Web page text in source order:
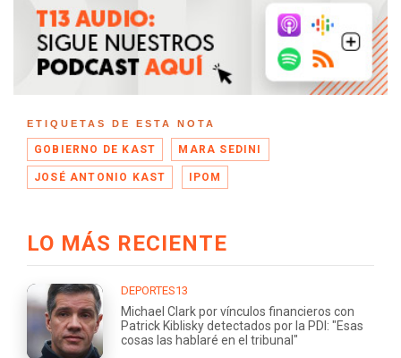
ETIQUETAS DE ESTA NOTA
GOBIERNO DE KAST MARA SEDINI
JOSÉ ANTONIO KAST IPOM
LO MÁS RECIENTE
DEPORTES13
Michael Clark por vínculos financieros con
Patrick Kiblisky detectados por la PDI: "Esas
cosas las hablaré en el tribunal"